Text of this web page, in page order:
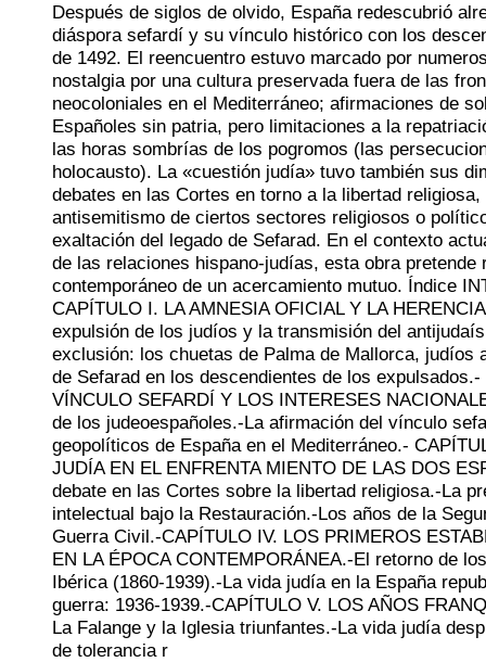
Después de siglos de olvido, España redescubrió
diáspora sefardí y su vínculo histórico con los
de 1492. El reencuentro estuvo marcado por
nostalgia por una cultura preservada fuera de las
neocoloniales en el Mediterráneo; afirmaciones de
Españoles sin patria, pero limitaciones a la
las horas sombrías de los pogromos (las
holocausto). La «cuestión judía» tuvo también sus
debates en las Cortes en torno a la libertad
antisemitismo de ciertos sectores religiosos o
exaltación del legado de Sefarad. En el contexto
de las relaciones hispano-judías, esta obra
contemporáneo de un acercamiento mutuo. Índice
CAPÍTULO I. LA AMNESIA OFICIAL Y LA
expulsión de los judíos y la transmisión del
exclusión: los chuetas de Palma de Mallorca, judíos
de Sefarad en los descendientes de los
VÍNCULO SEFARDÍ Y LOS INTERESES
de los judeoespañoles.-La afirmación del vínculo
geopolíticos de España en el Mediterráneo.-
JUDÍA EN EL ENFRENTA MIENTO DE LAS DOS
debate en las Cortes sobre la libertad religiosa.-La
intelectual bajo la Restauración.-Los años de la
Guerra Civil.-CAPÍTULO IV. LOS PRIMEROS
EN LA ÉPOCA CONTEMPORÁNEA.-El retorno de
Ibérica (1860-1939).-La vida judía en la España
guerra: 1936-1939.-CAPÍTULO V. LOS AÑOS
La Falange y la Iglesia triunfantes.-La vida judía
de tolerancia r